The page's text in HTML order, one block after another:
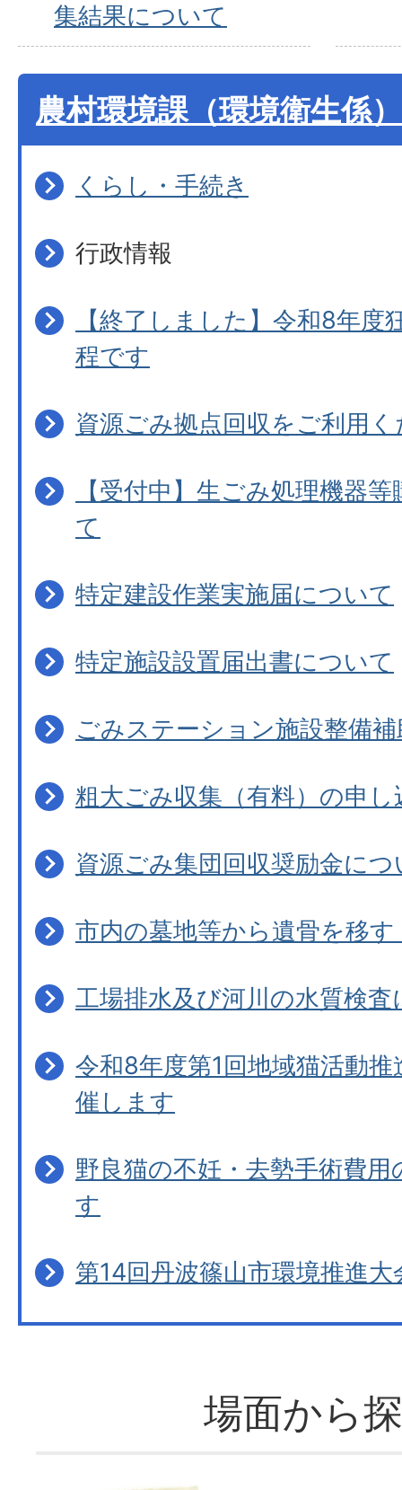
集結果について
農村環境課（環境衛生係）
くらし・手続き
行政情報
【終了しました】令和8年度
程です
資源ごみ拠点回収をご利用
【受付中】生ごみ処理機器
て
特定建設作業実施届について
特定施設設置届出書について
ごみステーション施設整備
粗大ごみ収集（有料）の申
資源ごみ集団回収奨励金につ
市内の墓地等から遺骨を移す
工場排水及び河川の水質検査
令和8年度第1回地域猫活動
催します
野良猫の不妊・去勢手術費
す
第14回丹波篠山市環境推進
場面から